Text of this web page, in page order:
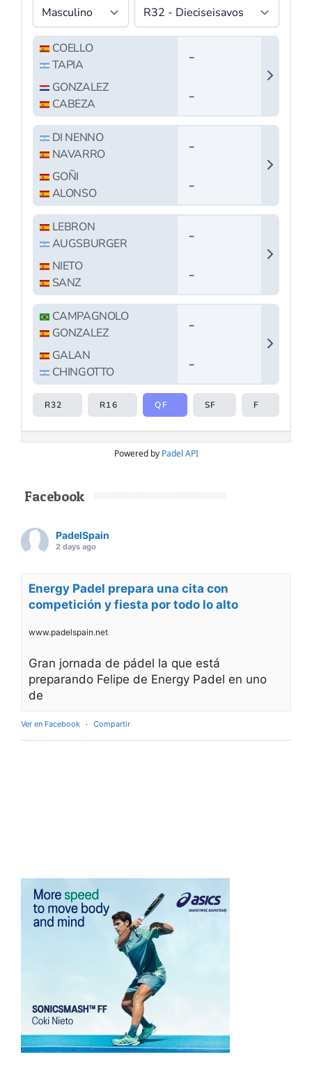
Powered by Padel API
Facebook
PadelSpain
2 days ago
Energy Padel prepara una cita con
competición y fiesta por todo lo alto
www.padelspain.net
Gran jornada de pádel la que está
preparando Felipe de Energy Padel en uno
de
Ver en Facebook · Compartir